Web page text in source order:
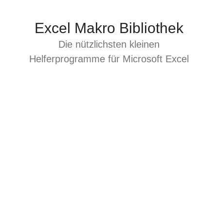
Excel Makro Bibliothek
Die nützlichsten kleinen
Helferprogramme für Microsoft Excel